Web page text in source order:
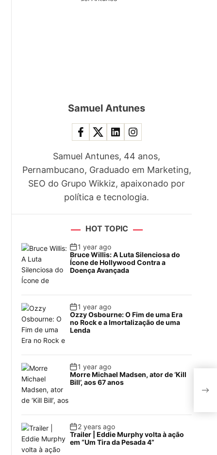
Samuel Antunes
Samuel Antunes, 44 anos,
Pernambucano, Graduado em Marketing,
SEO do Grupo Wikkiz, apaixonado por
política e tecnologia.
HOT TOPIC
1 year ago
Bruce Willis: A Luta Silenciosa do
Ícone de Hollywood Contra a
Doença Avançada
1 year ago
Ozzy Osbourne: O Fim de uma Era
no Rock e a Imortalização de uma
Lenda
1 year ago
Morre Michael Madsen, ator de ‘Kill
Bill’, aos 67 anos
2 years ago
Trailer | Eddie Murphy volta à ação
em “Um Tira da Pesada 4”
de